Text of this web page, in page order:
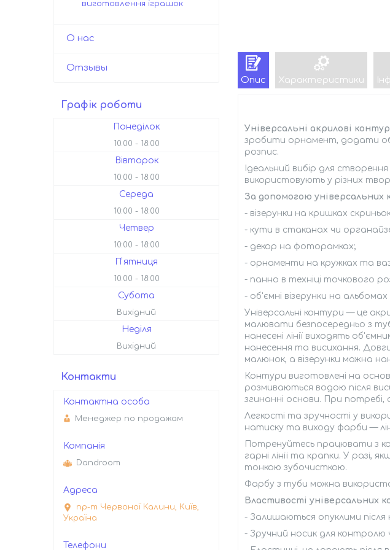
Опис Характеристики
Універсальні акрилові
зробити орнамент, додати
розпис.
Ідеальний вибір для
використовують у різних
За допомогою
- візерунки на кришках
- кути в стаканах чи
- декор на фоторамках;
- орнаменти на кружках та
- панно в техніці точкового
- об'ємні візерунки на
Універсальні контури — це
малювати безпосередньо з
нанесені лінії виходять
нанесення та висихання.
малюнок, а візерунки можна
Контури виготовлені на
розмиваються водою після
згинанні основи. При
Легкості та зручності у
натиску та виходу фарби —
Потренуйтесь працювати з
гарні лінії та крапки. У разі,
тонкою зубочисткою.
Фарбу з туби можна
Властивості універсальних
- Залишаються опуклими після
- Зручний носик для контролю
виготовлення іграшок
О нас
Отзывы
Графік роботи
Понеділок
10:00 18:00
Вівторок
10:00 18:00
Середа
10:00 18:00
Четвер
10:00 18:00
Пʼятниця
10:00 18:00
Субота
Вихідний
Неділя
Вихідний
Контакти
Менеджер по продажам
Dandroom
пр-т Червоної Калини, Київ,
Україна